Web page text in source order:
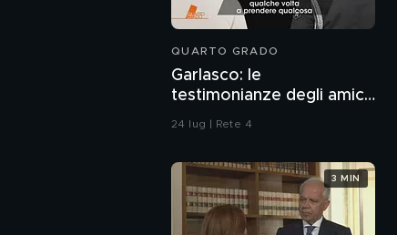
QUARTO GRADO
Garlasco: le
testimonianze degli amici
di Marco Poggi
24 lug | Rete 4
3 MIN